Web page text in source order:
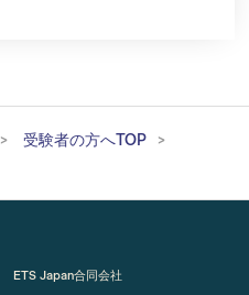
受験者の方へTOP
ETS Japan合同会社